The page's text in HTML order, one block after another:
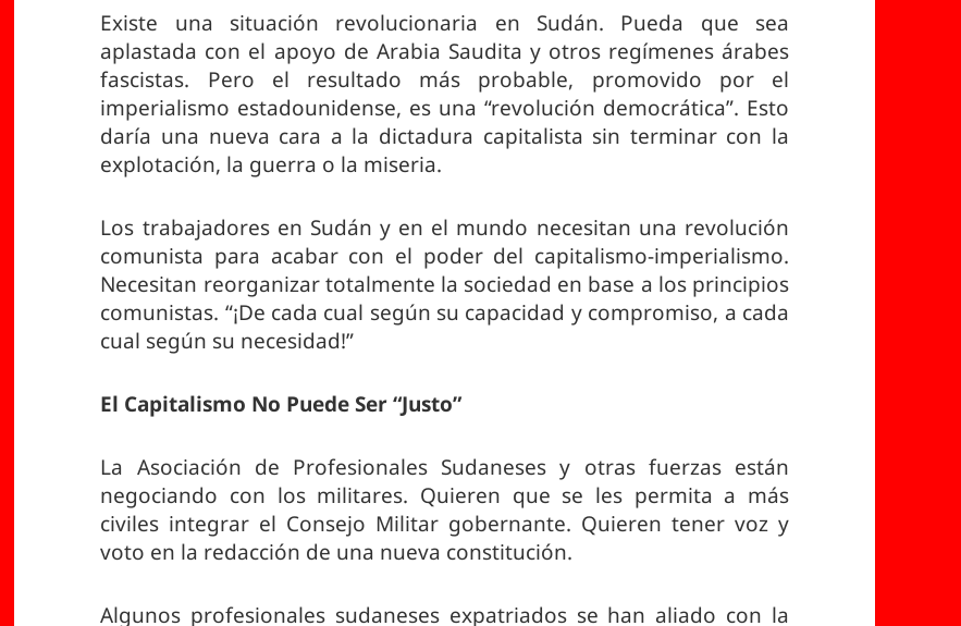
Existe una situación revolucionaria en Sudán. Pueda que sea
aplastada con el apoyo de Arabia Saudita y otros regímenes árabes
fascistas. Pero el resultado más probable, promovido por el
imperialismo estadounidense, es una “revolución democrática”. Esto
daría una nueva cara a la dictadura capitalista sin terminar con la
explotación, la guerra o la miseria.
Los trabajadores en Sudán y en el mundo necesitan una revolución
comunista para acabar con el poder del capitalismo-imperialismo.
Necesitan reorganizar totalmente la sociedad en base a los principios
comunistas. “¡De cada cual según su capacidad y compromiso, a cada
cual según su necesidad!”
El Capitalismo No Puede Ser “Justo”
La Asociación de Profesionales Sudaneses y otras fuerzas están
negociando con los militares. Quieren que se les permita a más
civiles integrar el Consejo Militar gobernante. Quieren tener voz y
voto en la redacción de una nueva constitución.
Algunos profesionales sudaneses expatriados se han aliado con la